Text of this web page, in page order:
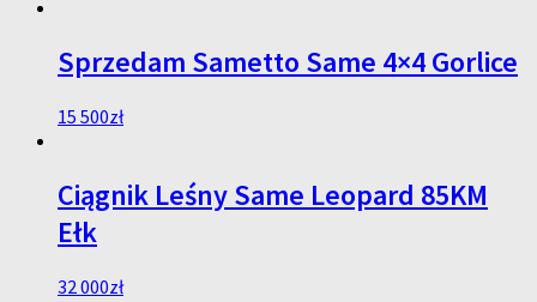
Sprzedam Sametto Same 4×4 Gorlice
15 500zł
Ciągnik Leśny Same Leopard 85KM
Ełk
32 000zł